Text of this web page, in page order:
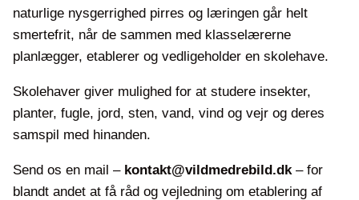
naturlige nysgerrighed pirres og læringen går helt
smertefrit, når de sammen med klasselærerne
planlægger, etablerer og vedligeholder en skolehave.
Skolehaver giver mulighed for at studere insekter,
planter, fugle, jord, sten, vand, vind og vejr og deres
samspil med hinanden.
Send os en mail – kontakt@vildmedrebild.dk– for
blandt andet at få råd og vejledning om etablering af